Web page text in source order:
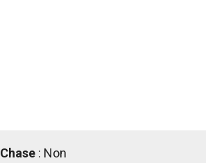
Chase : Non